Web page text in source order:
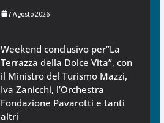
7 Agosto 2026
Weekend conclusivo per”La
Terrazza della Dolce Vita”, con
il Ministro del Turismo Mazzi,
Iva Zanicchi, l’Orchestra
Fondazione Pavarotti e tanti
altri